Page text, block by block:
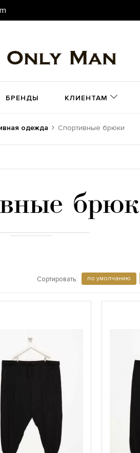
БРЕНДЫ КЛИЕНТАМ
одежда Спортивные брюки
Сортировать: по умолчанию